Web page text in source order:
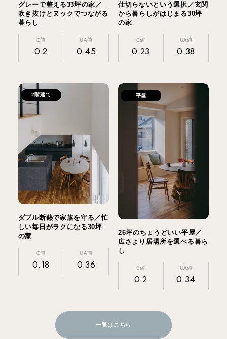
グレーで整える33坪の家／
吹き抜けとヌックでつながる
暮らし
C値
0.2
UA値
0.45
仕切らないという選択／玄関
から暮らしがはじまる30坪
の家
C値
0.23
UA値
0.38
2階建て
ダブル断熱で家族を守る／忙
しい毎日がラクになる30坪
の家
C値
0.18
UA値
0.36
平屋
26坪のちょうどいい平屋／
広さより居場所を選べる暮ら
し
C値
0.2
UA値
0.34
一覧はこちら